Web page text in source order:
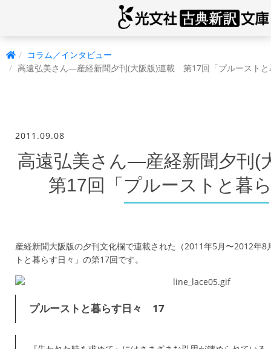
コラム／インタビュー
高遠弘美さん―産経新聞夕刊(大阪版)連載 第17回「プルーストと
2011.09.08
高遠弘美さん―産経新聞夕刊
第17回「プルーストと暮
産経新聞大阪版の夕刊文化欄で連載された（2011年5月〜2012年
トと暮らす日々」の第17回です。
プルーストと暮らす日々 17